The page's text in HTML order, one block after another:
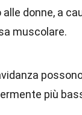
donne, a
muscolare.
più